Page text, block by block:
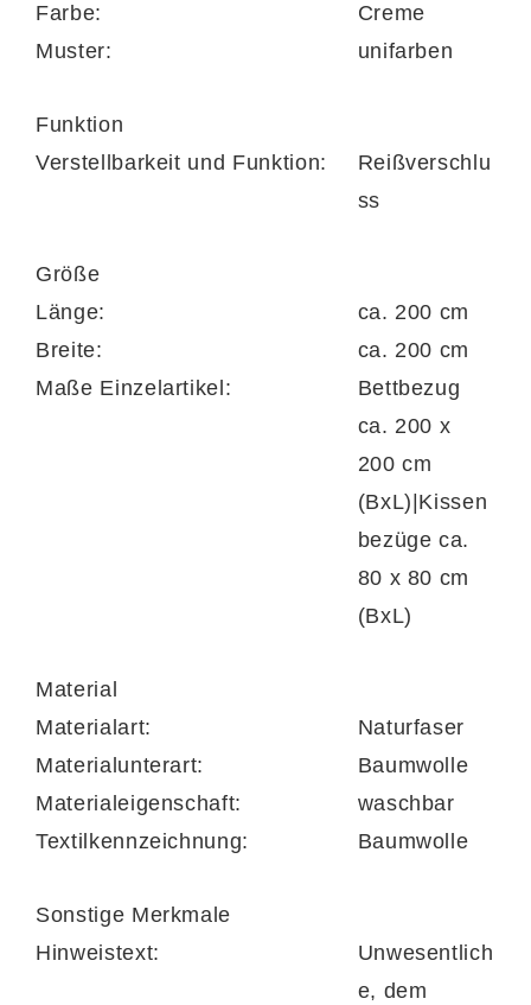
Farbe:
Creme
Muster:
unifarben
Funktion
Verstellbarkeit und Funktion:
Reißverschlu
ss
Größe
Länge:
ca. 200 cm
Breite:
ca. 200 cm
Maße Einzelartikel:
Bettbezug
ca. 200 x
200 cm
(BxL)|Kissen
bezüge ca.
80 x 80 cm
(BxL)
Material
Materialart:
Naturfaser
Materialunterart:
Baumwolle
Materialeigenschaft:
waschbar
Textilkennzeichnung:
Baumwolle
Sonstige Merkmale
Hinweistext:
Unwesentlich
e, dem